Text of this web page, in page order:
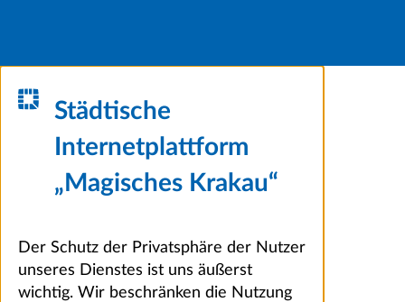
Städtische
Internetplattform
„Magisches Krakau“
Der Schutz der Privatsphäre der Nutzer
unseres Dienstes ist uns äußerst
wichtig. Wir beschränken die Nutzung